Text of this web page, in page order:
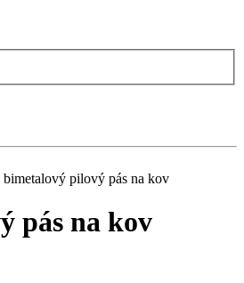
pilový pás na kov
pás na kov